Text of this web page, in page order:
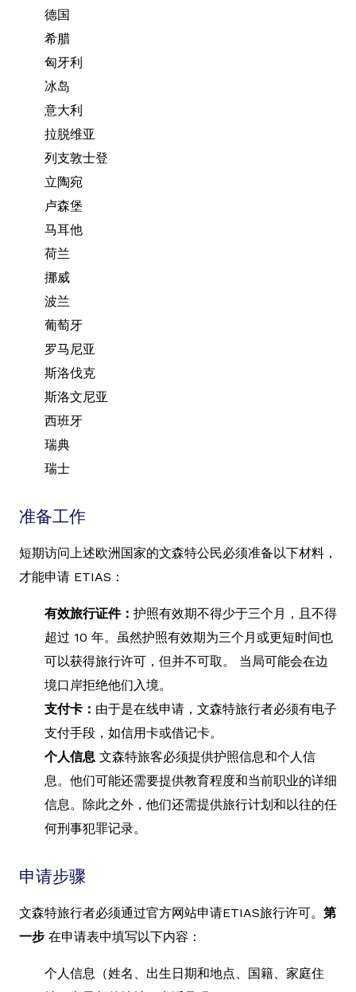
德国
希腊
匈牙利
冰岛
意大利
拉脱维亚
列支敦士登
立陶宛
卢森堡
马耳他
荷兰
挪威
波兰
葡萄牙
罗马尼亚
斯洛伐克
斯洛文尼亚
西班牙
瑞典
瑞士
准备工作
短期访问上述欧洲国家的文森特公民必须准备以下材料，
才能申请 ETIAS：
有效旅行证件： 护照有效期不得少于三个月，且不得
超过 10 年。虽然护照有效期为三个月或更短时间也
可以获得旅行许可，但并不可取。 当局可能会在边
境口岸拒绝他们入境。
支付卡： 由于是在线申请，文森特旅行者必须有电子
支付手段，如信用卡或借记卡。
个人信息 文森特旅客必须提供护照信息和个人信
息。他们可能还需要提供教育程度和当前职业的详细
信息。除此之外，他们还需提供旅行计划和以往的任
何刑事犯罪记录。
申请步骤
文森特旅行者必须通过官方网站申请ETIAS旅行许可。 第
一步 在申请表中填写以下内容：
个人信息（姓名、出生日期和地点、国籍、家庭住